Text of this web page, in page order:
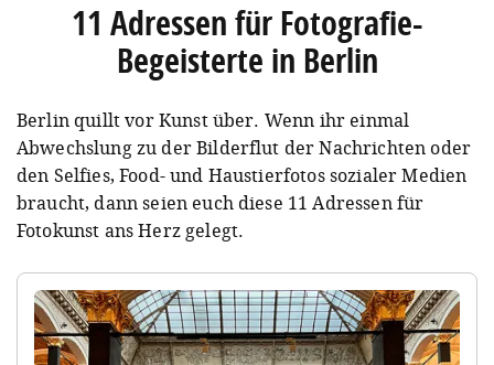
11 Adressen für Fotografie-
Begeisterte in Berlin
Berlin quillt vor Kunst über. Wenn ihr einmal
Abwechslung zu der Bilderflut der Nachrichten oder
den Selfies, Food- und Haustierfotos sozialer Medien
braucht, dann seien euch diese 11 Adressen für
Fotokunst ans Herz gelegt.